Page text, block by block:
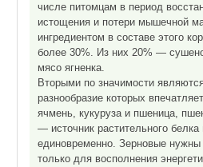
числе питомцам в период
истощения и потери мышечной
ингредиентом в составе этого
более 30%. Из них 20% —
мясо ягненка.
Вторыми по значимости
разнообразие которых
ячмень, кукуруза и пшеница,
— источник растительного белка
единовременно. Зерновые
только для восполнения